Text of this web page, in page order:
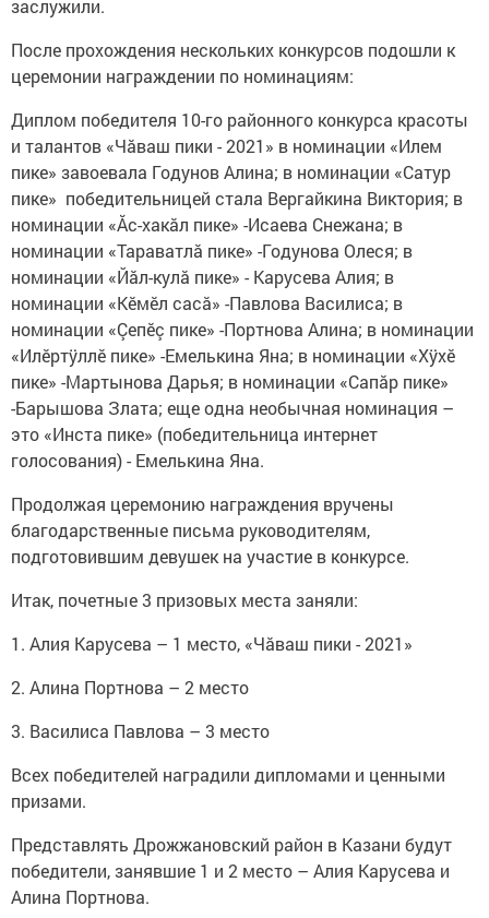
заслужили.
После прохождения нескольких конкурсов подошли к
церемонии награждении по номинациям:
Диплом победителя 10-го районного конкурса красоты
и талантов «Чăваш пики - 2021» в номинации «Илем
пике» завоевала Годунов Алина; в номинации «Сатур
пике» победительницей стала Вергайкина Виктория; в
номинации «Ăс-хакăл пике» -Исаева Снежана; в
номинации «Тараватлă пике» -Годунова Олеся; в
номинации «Йăл-кулă пике» - Карусева Алия; в
номинации «Кĕмĕл сасă» -Павлова Василиса; в
номинации «Çепĕç пике» -Портнова Алина; в номинации
«Илĕртÿллĕ пике» -Емелькина Яна; в номинации «Хÿхĕ
пике» -Мартынова Дарья; в номинации «Сапăр пике»
-Барышова Злата; еще одна необычная номинация –
это «Инста пике» (победительница интернет
голосования) - Емелькина Яна.
Продолжая церемонию награждения вручены
благодарственные письма руководителям,
подготовившим девушек на участие в конкурсе.
Итак, почетные 3 призовых места заняли:
1. Алия Карусева – 1 место, «Чăваш пики - 2021»
2. Алина Портнова – 2 место
3. Василиса Павлова – 3 место
Всех победителей наградили дипломами и ценными
призами.
Представлять Дрожжановский район в Казани будут
победители, занявшие 1 и 2 место – Алия Карусева и
Алина Портнова.